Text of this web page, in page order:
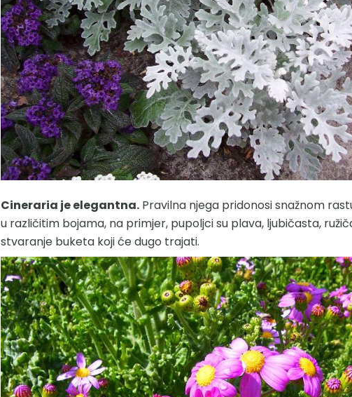
Cineraria je elegantna. Pravilna njega pridonosi snažnom
u različitim bojama, na primjer, pupoljci su plava, ljubičasta,
stvaranje buketa koji će dugo trajati.